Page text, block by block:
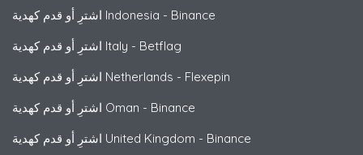
اشترِ أو قدم كهدية Indonesia - Binance
اشترِ أو قدم كهدية Italy - Betflag
اشترِ أو قدم كهدية Netherlands - Flexepin
اشترِ أو قدم كهدية Oman - Binance
اشترِ أو قدم كهدية United Kingdom - Binance